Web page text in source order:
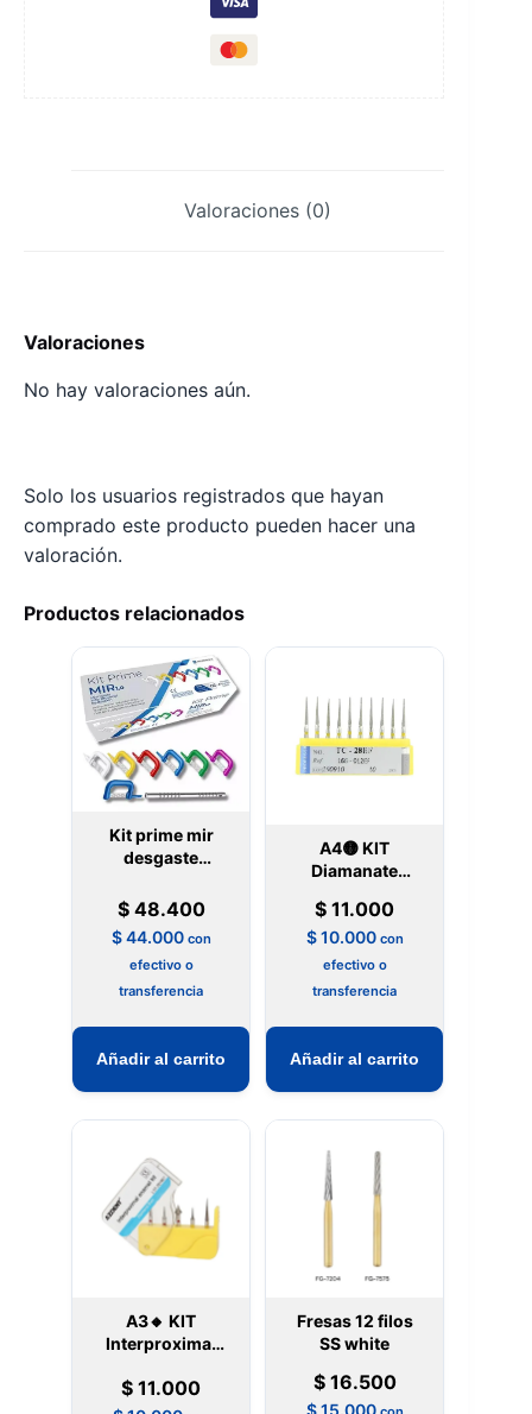
Valoraciones (0)
Valoraciones
No hay valoraciones aún.
Solo los usuarios registrados que hayan
comprado este producto pueden hacer una
valoración.
Productos relacionados
Kit prime mir
desgaste
Microdont
$48.400
$44.000 con
efectivo o
transferencia
Añadir al carrito
A4🟡 KIT
Diamanate
De Stripping
$ 11.000
$10.000 con
efectivo o
transferencia
Añadir al carrito
A3🔸 KIT
Interproximal
Diamante
$ 11.000
Fresas 12 filos
SS white
$16.500
$15.000